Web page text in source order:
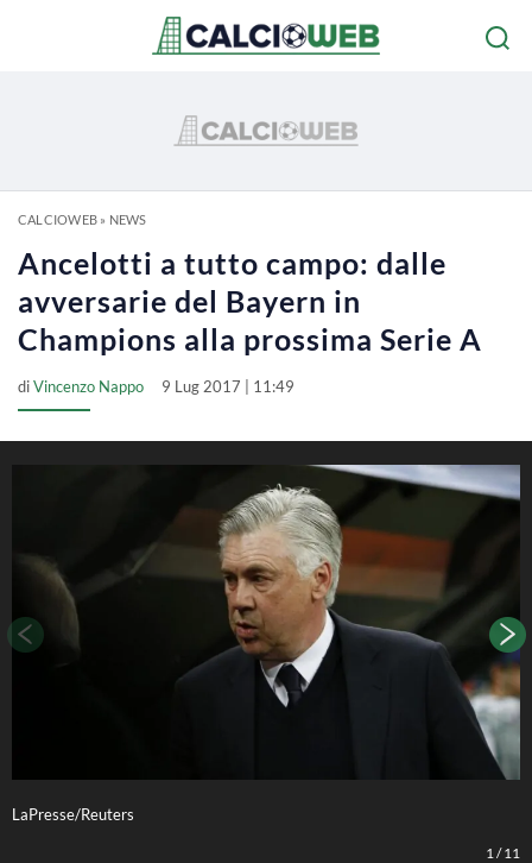
CALCIOWEB» NEWS
Ancelotti a tutto campo: dalle
avversarie del Bayern in
Champions alla prossima Serie A
diVincenzo Nappo 9 Lug 2017 | 11:49
LaPresse/Reuters
1 /11